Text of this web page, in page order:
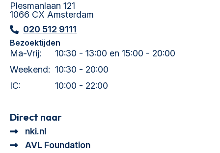
Plesmanlaan 121
1066 CX Amsterdam
020 512 9111
Bezoektijden
Ma-Vrij:
10:30 - 13:00 en 15:00 - 20:00
Weekend: 10:30 - 20:00
IC:
10:00 - 22:00
Direct naar
nki.nl
AVL Foundation